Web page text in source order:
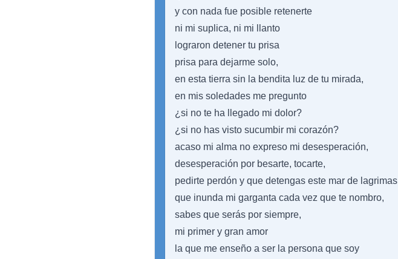
y con nada fue posible retenerte
ni mi suplica, ni mi llanto
lograron detener tu prisa
prisa para dejarme solo,
en esta tierra sin la bendita luz de tu mirada,
en mis soledades me pregunto
¿si no te ha llegado mi dolor?
¿si no has visto sucumbir mi corazón?
acaso mi alma no expreso mi desesperación,
desesperación por besarte, tocarte,
pedirte perdón y que detengas este mar de lagrimas
que inunda mi garganta cada vez que te nombro,
sabes que serás por siempre,
mi primer y gran amor
la que me enseño a ser la persona que soy